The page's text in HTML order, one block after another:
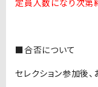
■合否について
セレクション参加後